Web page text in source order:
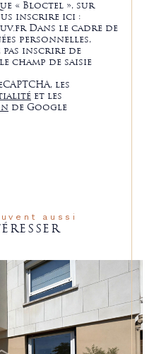
« Bloctel », sur
inscrire ici :
Dans le cadre de
personnelles,
inscrire de
champ de saisie
les
et les
de Google
aussi